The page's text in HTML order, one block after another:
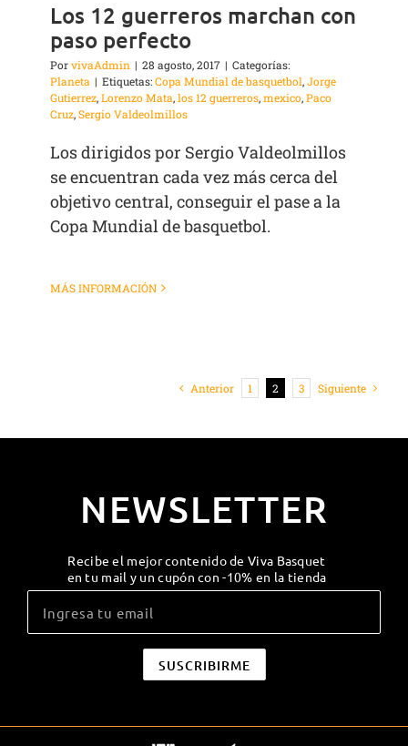
Los 12 guerreros marchan con
paso perfecto
PorvivaAdmin | 28 agosto, 2017 | Categorías:
Planeta | Etiquetas:Copa Mundial de basquetbol,Jorge
Gutierrez,Lorenzo Mata,los 12 guerreros,mexico,Paco
Cruz,Sergio Valdeolmillos
Los dirigidos por Sergio Valdeolmillos
se encuentran cada vez más cerca del
objetivo central, conseguir el pase a la
Copa Mundial de basquetbol.
MÁS INFORMACIÓN
Anterior 1 2 3 Siguiente
NEWSLETTER
Recibe el mejor contenido de Viva Basquet
en tu mail y un cupón con -10% en la tienda